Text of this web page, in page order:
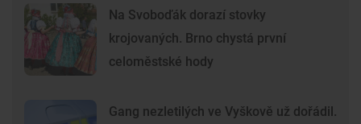
Na Svoboďák dorazí stovky
krojovaných. Brno chystá první
celoměstské hody
Gang nezletilých ve Vyškově už dořádil.